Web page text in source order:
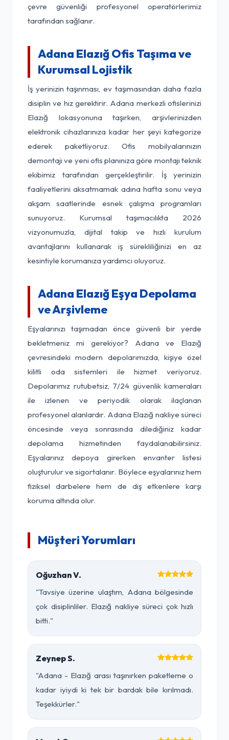
çevre güvenliği profesyonel operatörlerimiz
tarafından sağlanır.
Adana Elazığ Ofis Taşıma ve
Kurumsal Lojistik
İş yerinizin taşınması, ev taşımasından daha fazla
disiplin ve hız gerektirir. Adana merkezli ofislerinizi
Elazığ lokasyonuna taşırken, arşivlerinizden
elektronik cihazlarınıza kadar her şeyi kategorize
ederek paketliyoruz. Ofis mobilyalarınızın
demontajı ve yeni ofis planınıza göre montajı teknik
ekibimiz tarafından gerçekleştirilir. İş yerinizin
faaliyetlerini aksatmamak adına hafta sonu veya
akşam saatlerinde esnek çalışma programları
sunuyoruz. Kurumsal taşımacılıkta 2026
vizyonumuzla, dijital takip ve hızlı kurulum
avantajlarını kullanarak iş sürekliliğinizi en az
kesintiyle korumanıza yardımcı oluyoruz.
Adana Elazığ Eşya Depolama
ve Arşivleme
Eşyalarınızı taşımadan önce güvenli bir yerde
bekletmeniz mi gerekiyor? Adana ve Elazığ
çevresindeki modern depolarımızda, kişiye özel
kilitli oda sistemleri ile hizmet veriyoruz.
Depolarımız rutubetsiz, 7/24 güvenlik kameraları
ile izlenen ve periyodik olarak ilaçlanan
profesyonel alanlardır. Adana Elazığ nakliye süreci
öncesinde veya sonrasında dilediğiniz kadar
depolama hizmetinden faydalanabilirsiniz.
Eşyalarınız depoya girerken envanter listesi
oluşturulur ve sigortalanır. Böylece eşyalarınız hem
fiziksel darbelere hem de dış etkenlere karşı
koruma altında olur.
Müşteri Yorumları
Oğuzhan V.
"Tavsiye üzerine ulaştım, Adana bölgesinde
çok disiplinliler. Elazığ nakliye süreci çok hızlı
bitti."
Zeynep S.
"Adana - Elazığ arası taşınırken paketleme o
kadar iyiydi ki tek bir bardak bile kırılmadı.
Teşekkürler."